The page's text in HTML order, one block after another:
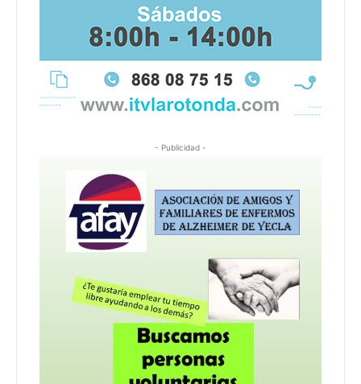
- Publicidad -